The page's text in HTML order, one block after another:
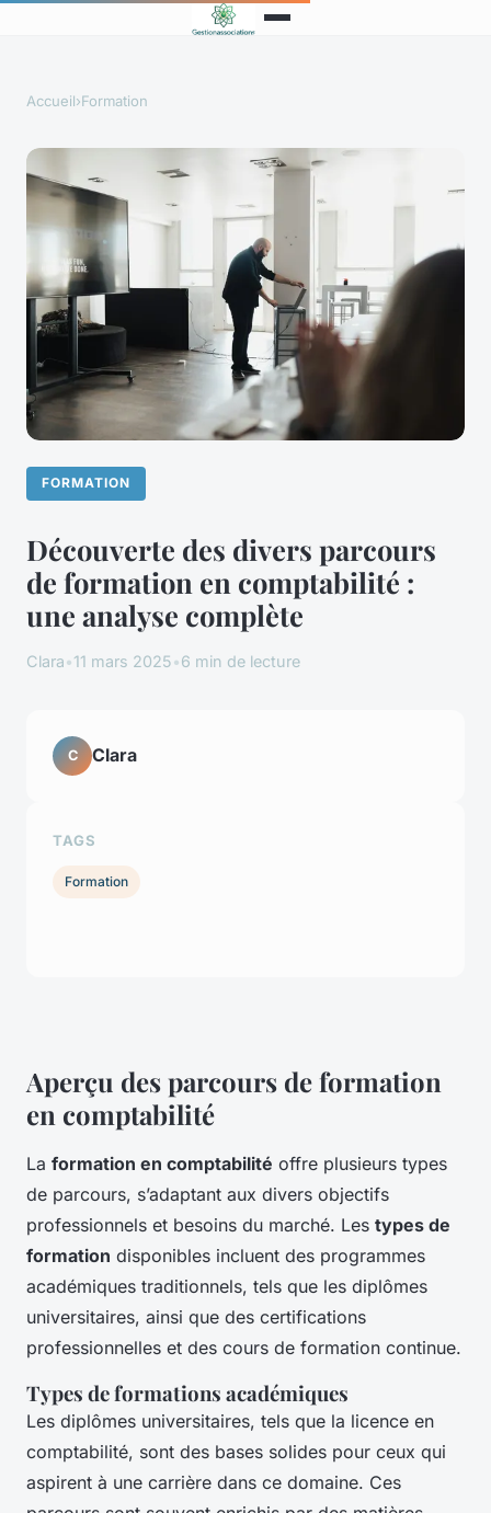
Accueil›Formation
FORMATION
Découverte des divers parcours
de formation en comptabilité :
une analyse complète
Clara•11 mars 2025•6 min de lecture
Aperçu des parcours de formation
en comptabilité
La formation en comptabilité offre plusieurs types
de parcours, s’adaptant aux divers objectifs
professionnels et besoins du marché. Les types de
formation disponibles incluent des programmes
académiques traditionnels, tels que les diplômes
universitaires, ainsi que des certifications
professionnelles et des cours de formation continue.
Types de formations académiques
Les diplômes universitaires, tels que la licence en
comptabilité, sont des bases solides pour ceux qui
aspirent à une carrière dans ce domaine. Ces
C Clara
TAGS
Formation